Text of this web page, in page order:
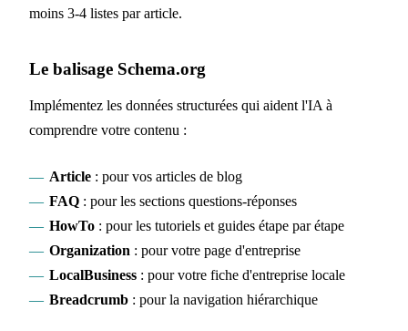
moins 3-4 listes par article.
Le balisage Schema.org
Implémentez les données structurées qui aident l'IA à
comprendre votre contenu :
Article: pour vos articles de blog
FAQ: pour les sections questions-réponses
HowTo: pour les tutoriels et guides étape par étape
Organization: pour votre page d'entreprise
LocalBusiness: pour votre fiche d'entreprise locale
Breadcrumb: pour la navigation hiérarchique